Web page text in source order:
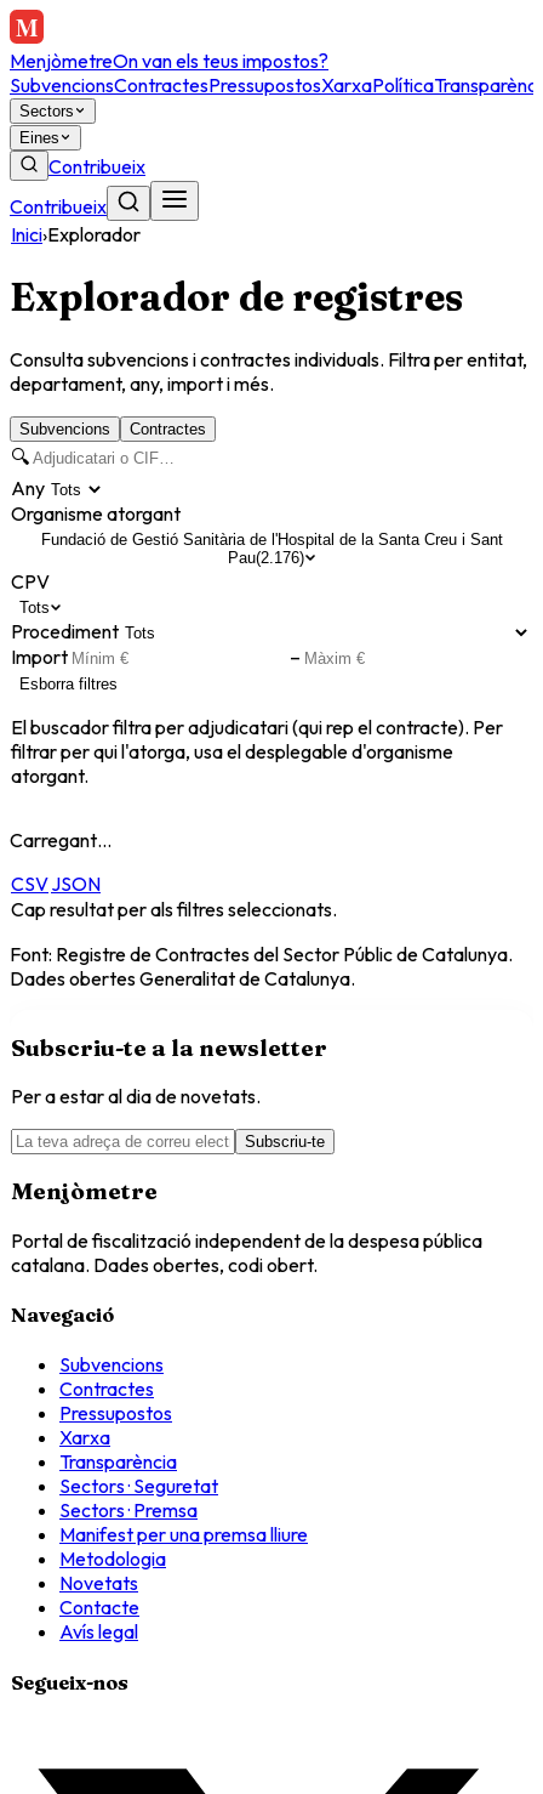
MenjòmetreOn van els teus impostos?
SubvencionsContractesPressupostosXarxaPolítica
Sectors
Eines
Contribueix
Contribueix
Inici›Explorador
Explorador de registres
Consulta subvencions i contractes individuals. Filtra per entitat,
departament, any, import i més.
Subvencions Contractes
🔍
Any
Organisme atorgant
Fundació de Gestió Sanitària de l'Hospital de la Santa Creu i Sant
Pau(2.176)
CPV
Tots
Procediment
Import
–
Esborra filtres
El buscador filtra per adjudicatari (qui rep el contracte). Per
filtrar per qui l'atorga, usa el desplegable d'organisme
atorgant.
Carregant…
CSVJSON
Cap resultat per als filtres seleccionats.
Font: Registre de Contractes del Sector Públic de Catalunya.
Dades obertes Generalitat de Catalunya.
Subscriu-te a la newsletter
Per a estar al dia de novetats.
Subscriu-te
Menjòmetre
Portal de fiscalització independent de la despesa pública
catalana. Dades obertes, codi obert.
Navegació
Subvencions
Contractes
Pressupostos
Xarxa
Transparència
Sectors · Seguretat
Sectors · Premsa
Manifest per una premsa lliure
Metodologia
Novetats
Contacte
Avís legal
Segueix-nos